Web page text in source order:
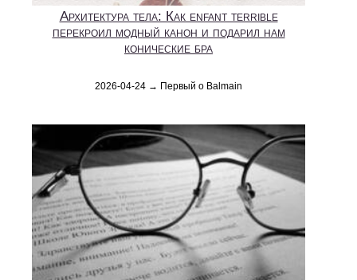
Архитектура тела: Как enfant terrible
перекроил модный канон и подарил нам
конические бра
2026-04-24 → Первый о Balmain